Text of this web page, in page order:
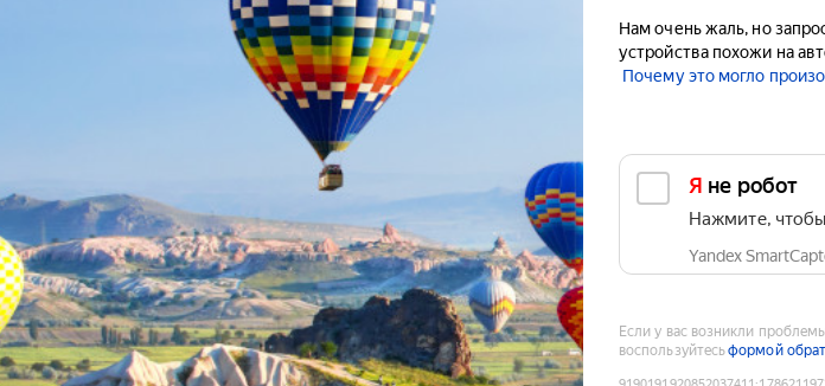
Нам очень жаль, но
устройства похожи на
Почему это могло
Я не робот
Нажмите,
Yandex
Если у вас возникли
воспользуйтесьформой